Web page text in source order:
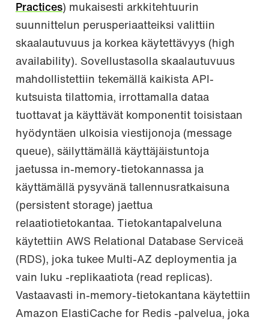
Practices) mukaisesti arkkitehtuurin
suunnittelun perusperiaatteiksi valittiin
skaalautuvuus ja korkea käytettävyys (high
availability). Sovellustasolla skaalautuvuus
mahdollistettiin tekemällä kaikista API-
kutsuista tilattomia, irrottamalla dataa
tuottavat ja käyttävät komponentit toisistaan
hyödyntäen ulkoisia viestijonoja (message
queue), säilyttämällä käyttäjäistuntoja
jaetussa in-memory-tietokannassa ja
käyttämällä pysyvänä tallennusratkaisuna
(persistent storage) jaettua
relaatiotietokantaa. Tietokantapalveluna
käytettiin AWS Relational Database Serviceä
(RDS), joka tukee Multi-AZ deploymentia ja
vain luku -replikaatiota (read replicas).
Vastaavasti in-memory-tietokantana käytettiin
Amazon ElastiCache for Redis -palvelua, joka